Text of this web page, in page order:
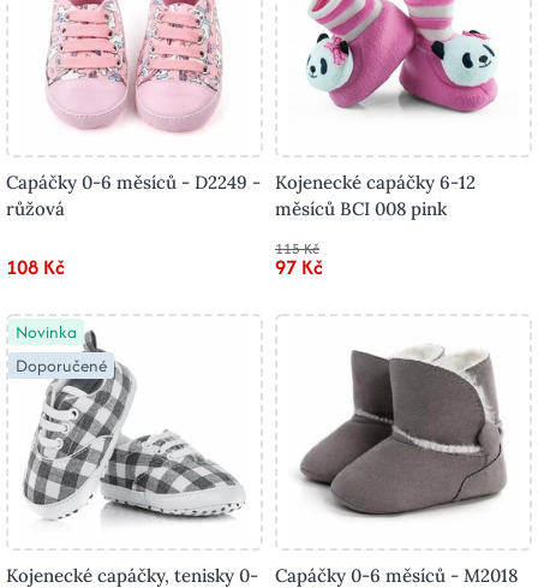
Capáčky 0-6 měsíců - D2249 -
růžová
108 Kč
Kojenecké capáčky 6-12
měsíců BCI 008 pink
115 Kč
97 Kč
Novinka
Doporučené
Kojenecké capáčky, tenisky 0-
Capáčky 0-6 měsíců - M2018